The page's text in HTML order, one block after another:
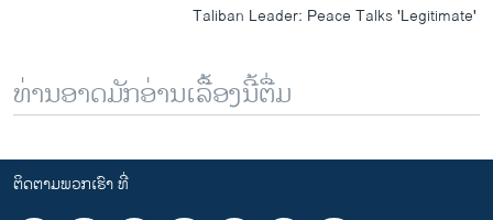
Taliban Leader: Peace Talks 'Legitimate'
ທ່ານອາດມັກອ່ານເລື້ອງນີ້ຕື່ມ
ຕິດຕາມພວກເຮົາ ທີ່